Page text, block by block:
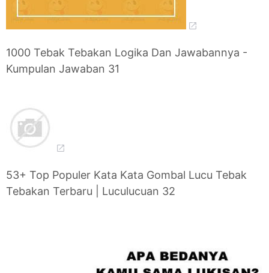
1000 Tebak Tebakan Logika Dan Jawabannya -
Kumpulan Jawaban 31
53+ Top Populer Kata Kata Gombal Lucu Tebak
Tebakan Terbaru | Luculucuan 32